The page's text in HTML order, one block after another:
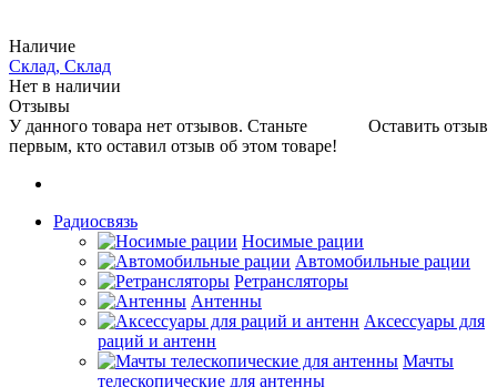
Наличие
Склад, Склад
Нет в наличии
Отзывы
Оставить отзыв
У данного товара нет отзывов. Станьте
первым, кто оставил отзыв об этом товаре!
Радиосвязь
Носимые рации
Автомобильные рации
Ретрансляторы
Антенны
Аксессуары для
раций и антенн
Мачты
телескопические для антенны